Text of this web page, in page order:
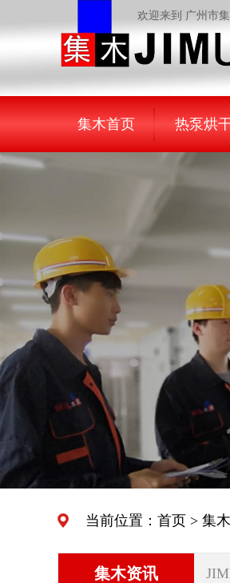
欢迎来到 广州市
集木首页 热泵烘
当前位置： 首页 > 集
集木资讯